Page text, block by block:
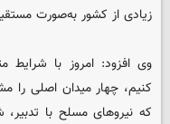
زیادی از کشور به‌صورت
وی افزود: امروز با شرایط
کنیم، چهار میدان اصلی
که نیروهای مسلح با